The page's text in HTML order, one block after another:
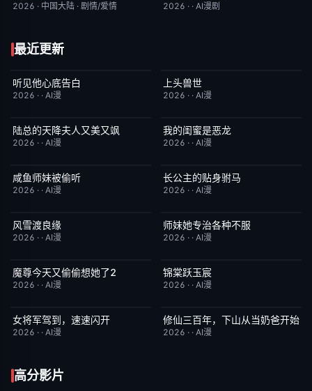
2026 · 中国大陆 · 剧情/爱情 2026 · · AI漫剧
最近更新
完结
听见他心底告白
2026 · · AI漫
完结
上头兽世
2026 · · AI漫
完结
陆总的天降夫人又美又飒
2026 · · AI漫
完结
我的闺蜜是恶龙
2026 · · AI漫
完结
咸鱼师妹被偷听
2026 · · AI漫
完结
长公主的贴身驸马
2026 · · AI漫
完结
风雪渡良缘
2026 · · AI漫
完结
师妹她专治各种不服
2026 · · AI漫
完结
魔尊今天又偷偷想她了2
2026 · · AI漫
完结
锦棠跃玉宸
2026 · · AI漫
完结
女将军驾到，速速闪开
2026 · · AI漫
完结 5.0
修仙三百年，下山从当奶爸开始
2026 · · AI漫
高分影片